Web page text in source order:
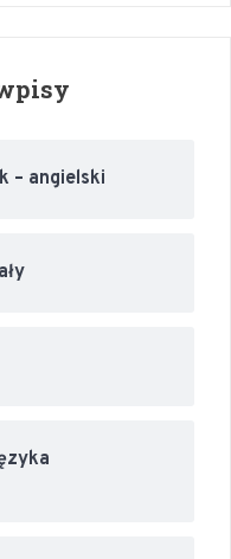
– angielski